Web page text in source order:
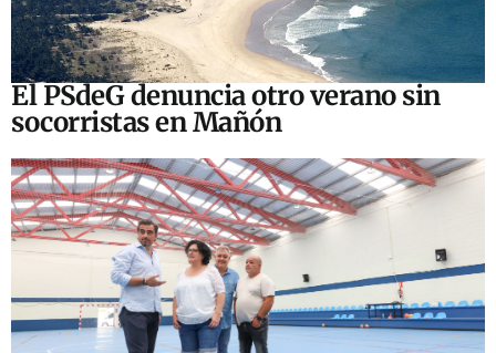
El PSdeG denuncia otro verano sin
socorristas en Mañón